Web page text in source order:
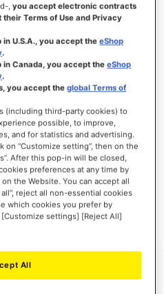
vergeten?
voordelen: sneller afhandelen, meer dan
en meer.
AANMAKEN
,you accept electronic contracts
Terms of Use and Privacy
in U.S.A., you accept theeShop
.
in Canada, you accept theeShop
.
you accept theglobal Terms of
(including third-party cookies) to
possible, to improve,
and for statistics and advertising.
on “Customize setting”, then on the
After this pop-in will be closed,
preferences at any time by
the Website. You can accept all
reject all non-essential cookies
which cookies you prefer by
settings] [Reject All]
All